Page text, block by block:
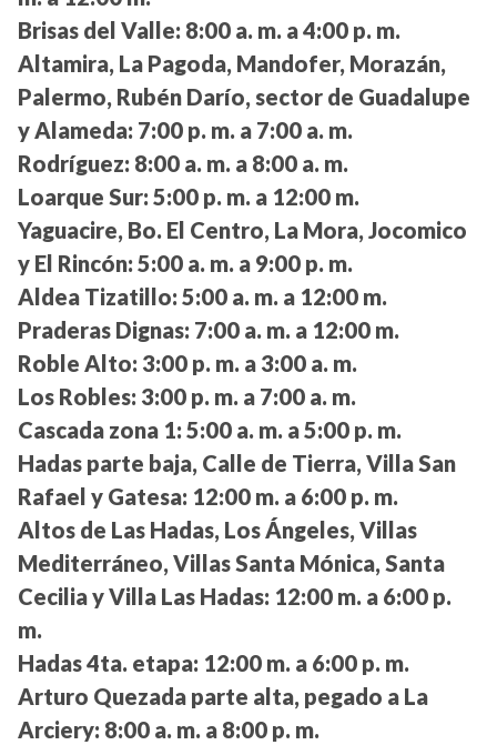
Brisas del Valle: 8:00 a. m. a 4:00 p. m.
Altamira, La Pagoda, Mandofer, Morazán,
Palermo, Rubén Darío, sector de Guadalupe
y Alameda: 7:00 p. m. a 7:00 a. m.
Rodríguez: 8:00 a. m. a 8:00 a. m.
Loarque Sur: 5:00 p. m. a 12:00 m.
Yaguacire, Bo. El Centro, La Mora, Jocomico
y El Rincón: 5:00 a. m. a 9:00 p. m.
Aldea Tizatillo: 5:00 a. m. a 12:00 m.
Praderas Dignas: 7:00 a. m. a 12:00 m.
Roble Alto: 3:00 p. m. a 3:00 a. m.
Los Robles: 3:00 p. m. a 7:00 a. m.
Cascada zona 1: 5:00 a. m. a 5:00 p. m.
Hadas parte baja, Calle de Tierra, Villa San
Rafael y Gatesa: 12:00 m. a 6:00 p. m.
Altos de Las Hadas, Los Ángeles, Villas
Mediterráneo, Villas Santa Mónica, Santa
Cecilia y Villa Las Hadas: 12:00 m. a 6:00 p.
m.
Hadas 4ta. etapa: 12:00 m. a 6:00 p. m.
Arturo Quezada parte alta, pegado a La
Arciery: 8:00 a. m. a 8:00 p. m.